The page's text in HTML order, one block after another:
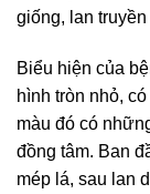
giống, lan
Biểu hiện của
hình tròn nhỏ,
màu đó có
đồng tâm. Ban
mép lá, sau lan